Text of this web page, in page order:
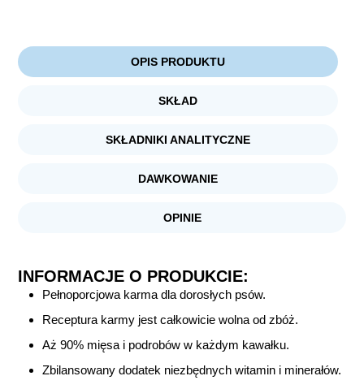
OPIS PRODUKTU
SKŁAD
SKŁADNIKI ANALITYCZNE
DAWKOWANIE
OPINIE
INFORMACJE O PRODUKCIE:
Pełnoporcjowa karma dla dorosłych psów.
Receptura karmy jest całkowicie wolna od zbóż.
Aż 90% mięsa i podrobów w każdym kawałku.
Zbilansowany dodatek niezbędnych witamin i minerałów.